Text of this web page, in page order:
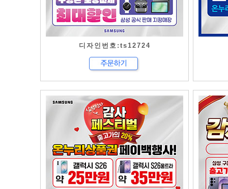
디자인번호:ts12724